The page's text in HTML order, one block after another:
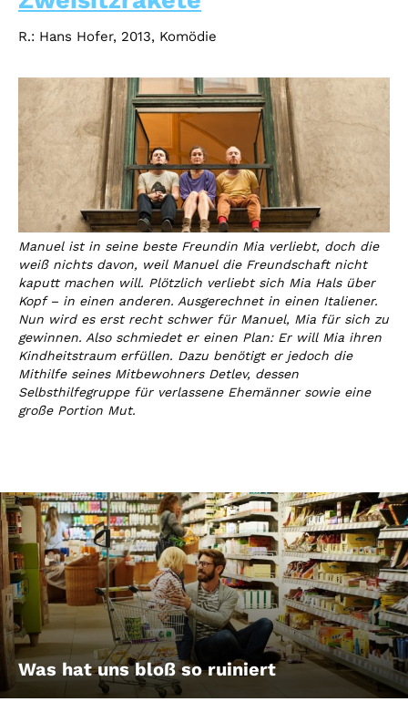
R.: Hans Hofer, 2013, Komödie
Manuel ist in seine beste Freundin Mia verliebt, doch die
weiß nichts davon, weil Manuel die Freundschaft nicht
kaputt machen will. Plötzlich verliebt sich Mia Hals über
Kopf – in einen anderen. Ausgerechnet in einen Italiener.
Nun wird es erst recht schwer für Manuel, Mia für sich zu
gewinnen. Also schmiedet er einen Plan: Er will Mia ihren
Kindheitstraum erfüllen. Dazu benötigt er jedoch die
Mithilfe seines Mitbewohners Detlev, dessen
Selbsthilfegruppe für verlassene Ehemänner sowie eine
große Portion Mut.
Was hat uns bloß so ruiniert